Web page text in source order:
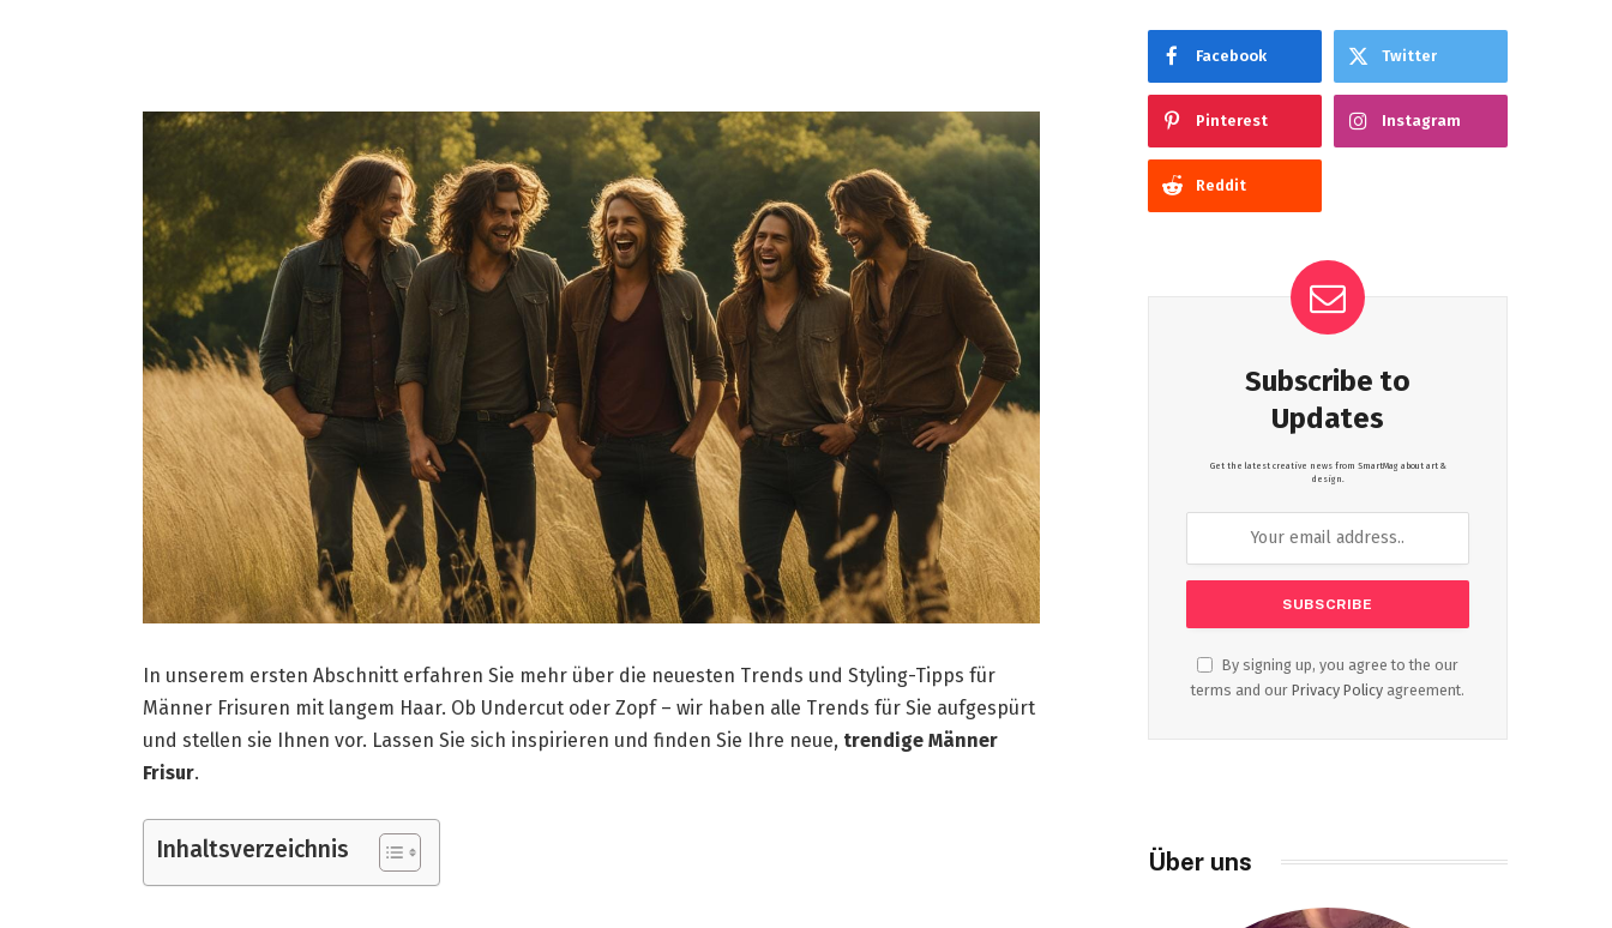
In unserem ersten Abschnitt erfahren Sie mehr über die neuesten Trends und Styling-Tipps für
Männer Frisuren mit langem Haar. Ob Undercut oder Zopf – wir haben alle Trends für Sie aufgespürt
und stellen sie Ihnen vor. Lassen Sie sich inspirieren und finden Sie Ihre neue, trendige Männer
Frisur.
Inhaltsverzeichnis
Facebook Twitter
Pinterest Instagram
Reddit
Subscribe to
Updates
Get the latest creative news from SmartMag about art &
design.
By signing up, you agree to the our
terms and our Privacy Policy agreement.
Über uns